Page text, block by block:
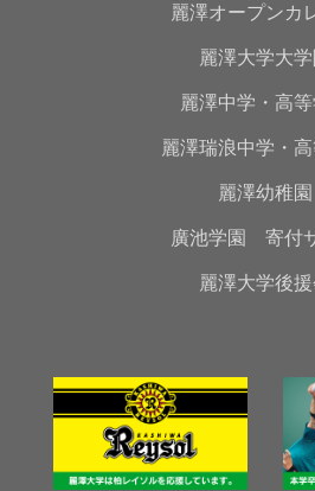
麗澤オープンカ
麗澤大学大
麗澤中学・高
麗澤瑞浪中学・
麗澤幼稚園
廣池学園 寄付
麗澤大学後